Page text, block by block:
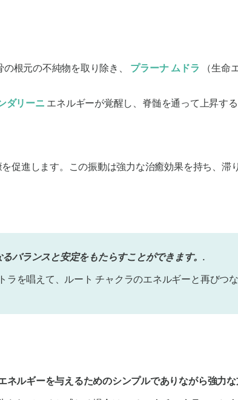
の根元の不純物を取り除き、 プラーナ ムドラ （生命
ダリーニ エネルギーが覚醒し、脊髄を通って上昇する
促進します。この振動は強力な治癒効果を持ち、滞
バランスと安定をもたらすことができます。.
を唱えて、ルート チャクラのエネルギーと再びつ
ネルギーを与えるためのシンプルでありながら強力